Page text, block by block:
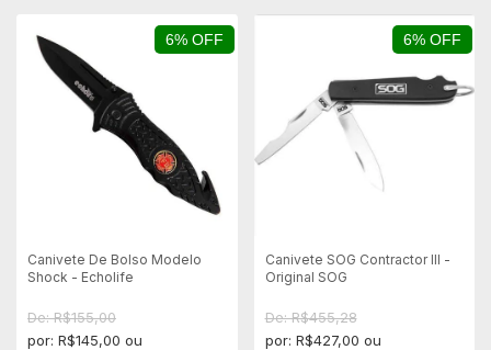
6% OFF
Canivete De Bolso Modelo
Shock - Echolife
De: R$155,00
por: R$145,00 ou
6% OFF
Canivete SOG Contractor III -
Original SOG
De: R$455,28
por: R$427,00 ou